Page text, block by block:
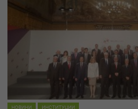
НОВИНИ ИНСТИТУЦИИ